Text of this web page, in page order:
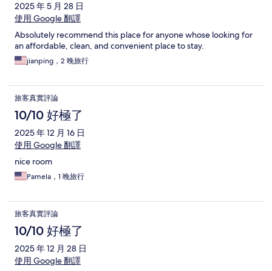
2025 年 5 月 28 日
使用 Google 翻譯
Absolutely recommend this place for anyone whose looking for
an affordable, clean, and convenient place to stay.
jianping，2 晚旅行
旅客真實評論
10/10 好極了
2025 年 12 月 16 日
使用 Google 翻譯
nice room
Pamela，1 晚旅行
旅客真實評論
10/10 好極了
2025 年 12 月 28 日
使用 Google 翻譯